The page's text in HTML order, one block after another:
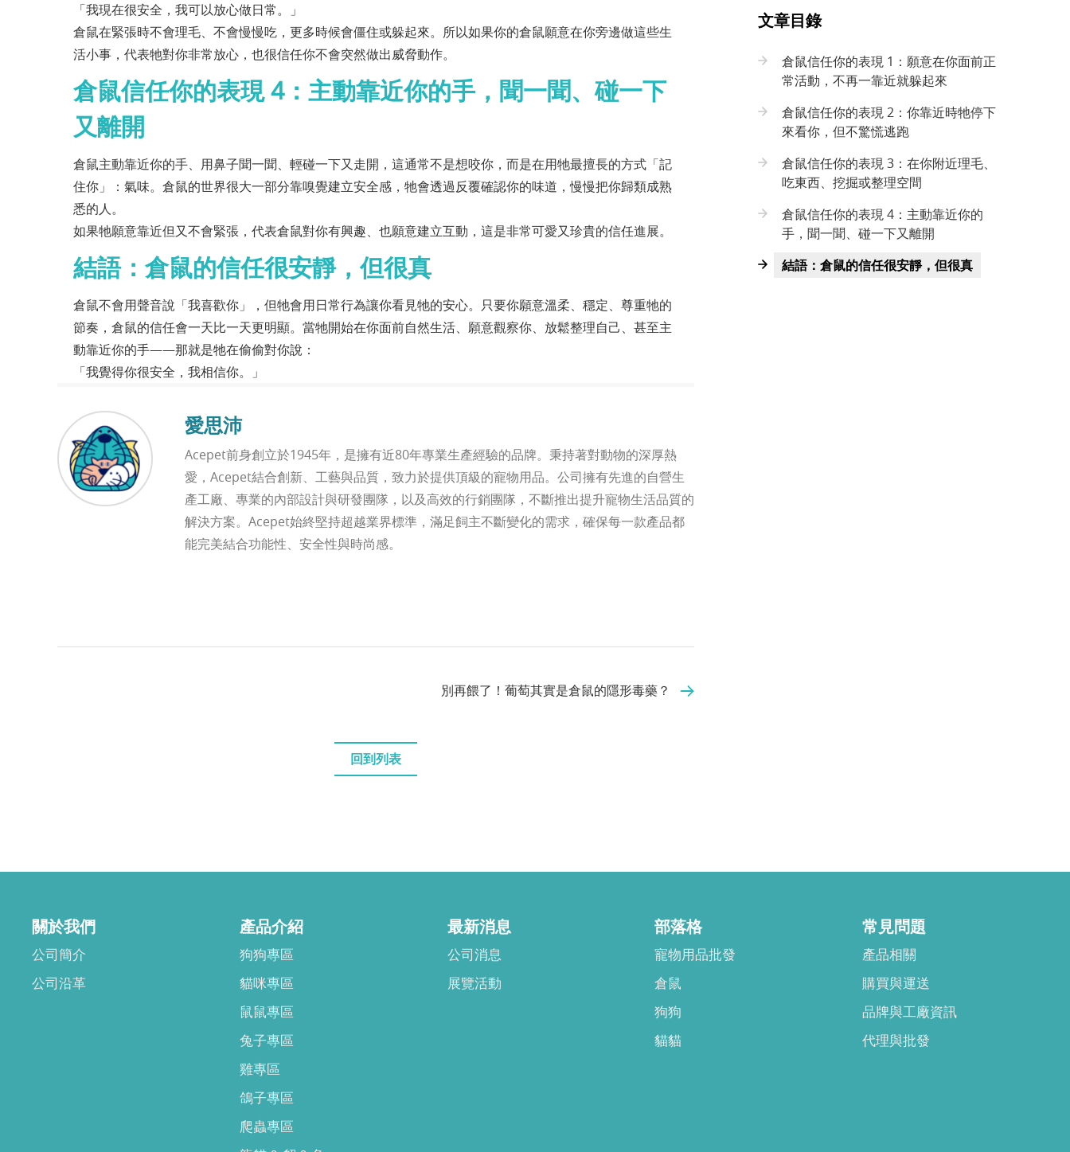
「我現在很安全，我可以放心做日常。」
倉鼠在緊張時不會理毛、不會慢慢吃，更多時候會僵住或躲起來。所以如果你的倉鼠願意在你旁邊做這些生
活小事，代表牠對你非常放心，也很信任你不會突然做出威脅動作。
倉鼠信任你的表現 4：主動靠近你的手，聞一聞、碰一下
又離開
倉鼠主動靠近你的手、用鼻子聞一聞、輕碰一下又走開，這通常不是想咬你，而是在用牠最擅長的方式「記
住你」：氣味。倉鼠的世界很大一部分靠嗅覺建立安全感，牠會透過反覆確認你的味道，慢慢把你歸類成熟
悉的人。
如果牠願意靠近但又不會緊張，代表倉鼠對你有興趣、也願意建立互動，這是非常可愛又珍貴的信任進展。
結語：倉鼠的信任很安靜，但很真
倉鼠不會用聲音說「我喜歡你」，但牠會用日常行為讓你看見牠的安心。只要你願意溫柔、穩定、尊重牠的
節奏，倉鼠的信任會一天比一天更明顯。當牠開始在你面前自然生活、願意觀察你、放鬆整理自己、甚至主
動靠近你的手——那就是牠在偷偷對你說：
「我覺得你很安全，我相信你。」
愛思沛
Acepet前身創立於1945年，是擁有近80年專業生產經驗的品牌。秉持著對動物的深厚熱
愛，Acepet結合創新、工藝與品質，致力於提供頂級的寵物用品。公司擁有先進的自營生
產工廠、專業的內部設計與研發團隊，以及高效的行銷團隊，不斷推出提升寵物生活品質的
解決方案。Acepet始終堅持超越業界標準，滿足飼主不斷變化的需求，確保每一款產品都
能完美結合功能性、安全性與時尚感。
別再餵了！葡萄其實是倉鼠的隱形毒藥？
回到列表
文章目錄
倉鼠信任你的表現 1：願意在你面前正
常活動，不再一靠近就躲起來
倉鼠信任你的表現 2：你靠近時牠停下
來看你，但不驚慌逃跑
倉鼠信任你的表現 3：在你附近理毛、
吃東西、挖掘或整理空間
倉鼠信任你的表現 4：主動靠近你的
手，聞一聞、碰一下又離開
結語：倉鼠的信任很安靜，但很真
關於我們
公司簡介
公司沿革
產品介紹
狗狗專區
貓咪專區
鼠鼠專區
兔子專區
雞專區
鴿子專區
爬蟲專區
最新消息
公司消息
展覽活動
部落格
寵物用品批發
倉鼠
狗狗
貓貓
常見問題
產品相關
購買與運送
品牌與工廠資訊
代理與批發